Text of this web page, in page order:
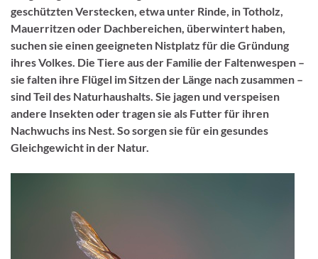
geschützten Verstecken, etwa unter Rinde, in Totholz,
Mauerritzen oder Dachbereichen, überwintert haben,
suchen sie einen geeigneten Nistplatz für die Gründung
ihres Volkes. Die Tiere aus der Familie der Faltenwespen –
sie falten ihre Flügel im Sitzen der Länge nach zusammen –
sind Teil des Naturhaushalts. Sie jagen und verspeisen
andere Insekten oder tragen sie als Futter für ihren
Nachwuchs ins Nest. So sorgen sie für ein gesundes
Gleichgewicht in der Natur.